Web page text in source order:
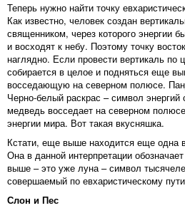
Теперь нужно найти точку
Как известно, человек создан
священником, через которого энергии
и восходят к небу. Поэтому точку
наглядно. Если провести вертикаль по
собирается в целое и подняться еще
восседающую на северном полюсе.
Черно-белый раскрас – символ
медведь восседает на северном
энергии мира. Вот такая вкусняшка.
Кстати, еще выше находится еще одна
Она в данной интерпретации
выше – это уже луна – символ
совершаемый по евхаристическому
Слон и Пес